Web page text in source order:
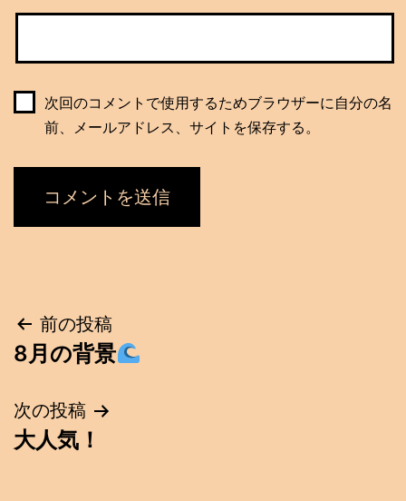
次回のコメントで使用するためブラウザーに自分の名
前、メールアドレス、サイトを保存する。
投
稿
ナ
ビ
前の投稿
8月の背景
次の投稿
大人気！